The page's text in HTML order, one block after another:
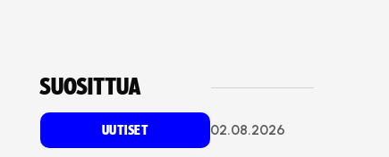
SUOSITTUA
UUTISET 02.08.2026